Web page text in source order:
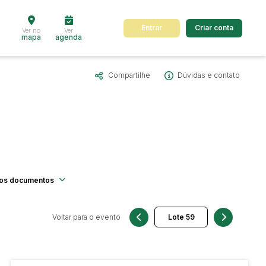
Cidade
Ver no
mapa
Ver
agenda
Entrar Criar conta
Compartilhe Dúvidas e contato
documentos
Voltar para o evento